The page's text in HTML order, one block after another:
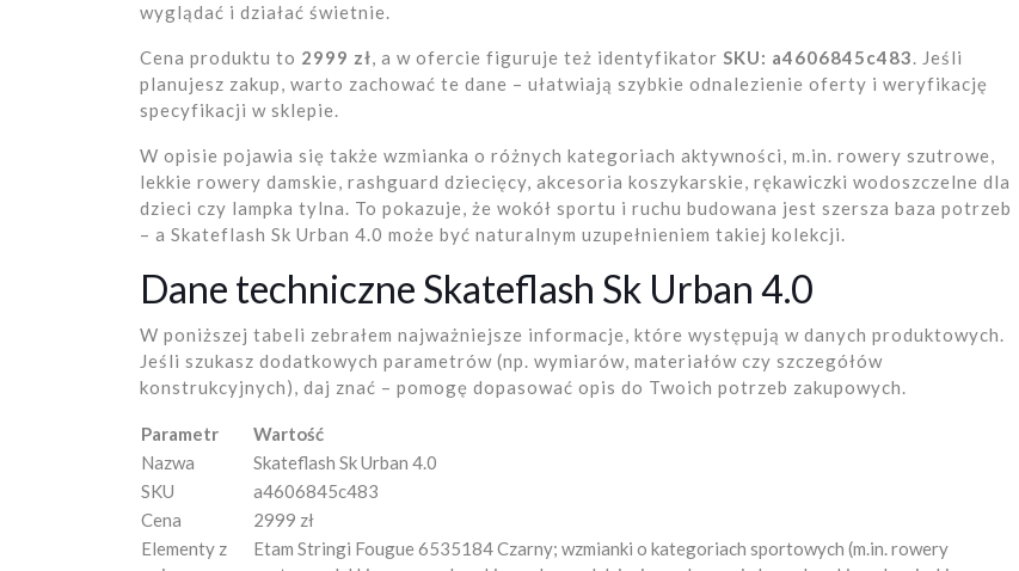
wyglądać i działać świetnie.
Cena produktu to 2999 zł, a w ofercie figuruje też identyfikator SKU: a4606845c483. Jeśli
planujesz zakup, warto zachować te dane – ułatwiają szybkie odnalezienie oferty i weryfikację
specyfikacji w sklepie.
W opisie pojawia się także wzmianka o różnych kategoriach aktywności, m.in. rowery szutrowe,
lekkie rowery damskie, rashguard dziecięcy, akcesoria koszykarskie, rękawiczki wodoszczelne dla
dzieci czy lampka tylna. To pokazuje, że wokół sportu i ruchu budowana jest szersza baza potrzeb
– a Skateflash Sk Urban 4.0 może być naturalnym uzupełnieniem takiej kolekcji.
Dane techniczne Skateflash Sk Urban 4.0
W poniższej tabeli zebrałem najważniejsze informacje, które występują w danych produktowych.
Jeśli szukasz dodatkowych parametrów (np. wymiarów, materiałów czy szczegółów
konstrukcyjnych), daj znać – pomogę dopasować opis do Twoich potrzeb zakupowych.
Parametr
Wartość
Nazwa
Skateflash Sk Urban 4.0
SKU
a4606845c483
Cena
2999 zł
Elementy z
Etam Stringi Fougue 6535184 Czarny; wzmianki o kategoriach sportowych (m.in. rowery